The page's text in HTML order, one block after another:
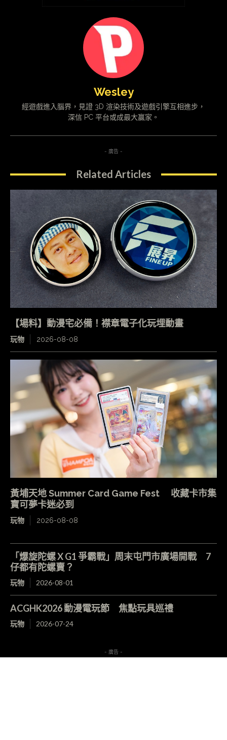
Wesley
經遊戲進入腦界，見證 3D 渲染技術及遊戲引擎互相進步，
深信 PC 平台或成最大贏家。
- 廣告 -
Related Articles
【場料】動漫宅必備！襟章電子化玩埋動畫
玩物 2026-08-08
黃埔天地 Summer Card Game Fest 收藏卡市集
寶可夢卡迷必到
玩物 2026-08-08
「爆旋陀螺 X G1 爭霸戰」周末屯門市廣場開戰 7
仔都有陀螺賣？
玩物 2026-08-01
ACGHK2026 動漫電玩節 焦點玩具巡禮
玩物 2026-07-24
- 廣告 -